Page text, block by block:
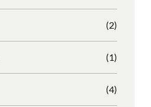
(2)
(1)
(4)